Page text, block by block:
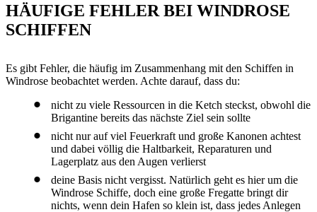
HÄUFIGE FEHLER BEI WINDROSE
SCHIFFEN
Es gibt Fehler, die häufig im Zusammenhang mit den Schiffen in
Windrose beobachtet werden. Achte darauf, dass du:
nicht zu viele Ressourcen in die Ketch steckst, obwohl die
Brigantine bereits das nächste Ziel sein sollte
nicht nur auf viel Feuerkraft und große Kanonen achtest
und dabei völlig die Haltbarkeit, Reparaturen und
Lagerplatz aus den Augen verlierst
deine Basis nicht vergisst. Natürlich geht es hier um die
Windrose Schiffe, doch eine große Fregatte bringt dir
nichts, wenn dein Hafen so klein ist, dass jedes Anlegen